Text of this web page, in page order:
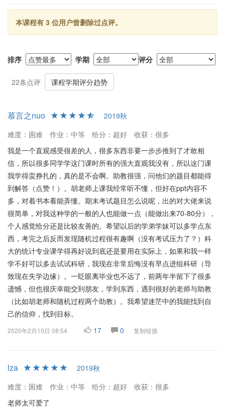
量适中。
给分情况与学生反馈
而，课程体验两极分化显著：有部分同学因课程难度和教学方法感
胡老师和助教均耐心解答疑问，作业和考试后助教提供的复习与讲
总结
整体来看，胡太忠老师的《实用随机过程》是一门内容丰富、基础
背景，并投入足够的时间在习题练习和概念理解上。对于能够适应
教学节奏并利用课后资源的学生，这门课不失为一次有益的学习经
历。
本课程有 3 位用户曾删除过点评。
排序 学期 评分
22条点评 课程学期评分趋势
慕言之nuo
2019秋
难度：困难
作业：中等 给分：超好
收获：很多
我是一个直观感受很差的人，很多东西非要一步步推到了才敢相
信，所以很多同学学这门课时所有的强大直观我没有，所以这门课
我学得蛮挣扎的，真的是不会啊。助教很强，问他们的题目都能得
到解答（点赞！）。胡老师上课我经常听不懂，但好在ppt内容不
多，对着书本看能弄懂。期末考试题目怎么说呢，出的对大佬来说
很简单，对我这种学的一般的人也能做一点（能做出来70-80分），
个人感觉给分还是比较友善的。希望以后的学弟学妹可以多学点东
西，考完之后反而发现随机过程很有趣啊（没有考试压力了？）科
大的统计专业课学得再好说到底还是要用在实际上，如果和我一样
学不好可以多去试试科研，我现在非常后悔没有早点进组科研（导
致现在失学边缘）。一眨眼离毕业也不远了，前两年半留下了很多
遗憾，但也很庆幸能交到朋友，学到东西，遇到很好的老师与助教
（比如胡老师和随机过程两个助教）。我希望迷茫中的我能找到自
己的信仰，找到目标。
2020年2月10日 08:54 17 0 复制链接
lza
2019秋
难度：困难
作业：中等 给分：超好
收获：很多
老师太可爱了